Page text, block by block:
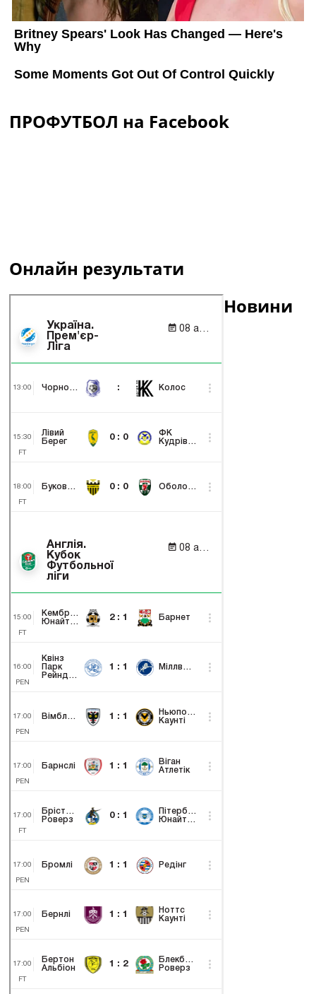
ПРОФУТБОЛ на Facebook
Онлайн результати
Новини